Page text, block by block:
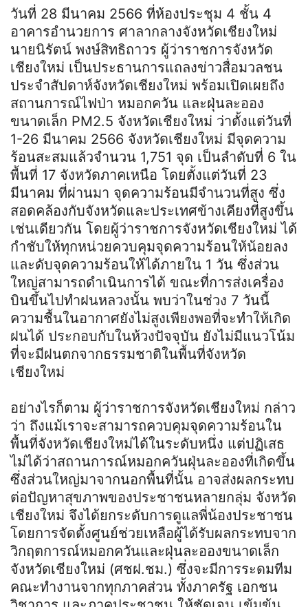
วันที่ 28 มีนาคม 2566 ที่ห้องประชุม 4 ชั้น 4
อาคารอำนวยการ ศาลากลางจังหวัดเชียงใหม่
นายนิรัตน์ พงษ์สิทธิถาวร ผู้ว่าราชการจังหวัด
เชียงใหม่ เป็นประธานการแถลงข่าวสื่อมวลชน
ประจำสัปดาห์จังหวัดเชียงใหม่ พร้อมเปิดเผยถึง
สถานการณ์ไฟป่า หมอกควัน และฝุ่นละออง
ขนาดเล็ก PM2.5 จังหวัดเชียงใหม่ ว่าตั้งแต่วันที่
1-26 มีนาคม 2566 จังหวัดเชียงใหม่ มีจุดความ
ร้อนสะสมแล้วจำนวน 1,751 จุด เป็นลำดับที่ 6 ใน
พื้นที่ 17 จังหวัดภาคเหนือ โดยตั้งแต่วันที่ 23
มีนาคม ที่ผ่านมา จุดความร้อนมีจำนวนที่สูง ซึ่ง
สอดคล้องกับจังหวัดและประเทศข้างเคียงที่สูงขึ้น
เช่นเดียวกัน โดยผู้ว่าราชการจังหวัดเชียงใหม่ ได้
กำชับให้ทุกหน่วยควบคุมจุดความร้อนให้น้อยลง
และดับจุดความร้อนให้ได้ภายใน 1 วัน ซึ่งส่วน
ใหญ่สามารถดำเนินการได้ ขณะที่การส่งเครื่อง
บินขึ้นไปทำฝนหลวงนั้น พบว่าในช่วง 7 วันนี้
ความชื้นในอากาศยังไม่สูงเพียงพอที่จะทำให้เกิด
ฝนได้ ประกอบกับในห้วงปัจจุบัน ยังไม่มีแนวโน้ม
ที่จะมีฝนตกจากธรรมชาติในพื้นที่จังหวัด
เชียงใหม่
อย่างไรก็ตาม ผู้ว่าราชการจังหวัดเชียงใหม่ กล่าว
ว่า ถึงแม้เราจะสามารถควบคุมจุดความร้อนใน
พื้นที่จังหวัดเชียงใหม่ได้ในระดับหนึ่ง แต่ปฏิเสธ
ไม่ได้ว่าสถานการณ์หมอกควันฝุ่นละอองที่เกิดขึ้น
ซึ่งส่วนใหญ่มาจากนอกพื้นที่นั้น อาจส่งผลกระทบ
ต่อปัญหาสุขภาพของประชาชนหลายกลุ่ม จังหวัด
เชียงใหม่ จึงได้ยกระดับการดูแลพี่น้องประชาชน
โดยการจัดตั้งศูนย์ช่วยเหลือผู้ได้รับผลกระทบจาก
วิกฤตการณ์หมอกควันและฝุ่นละอองขนาดเล็ก
จังหวัดเชียงใหม่ (ศชฝ.ชม.) ซึ่งจะมีการระดมทีม
คณะทำงานจากทุกภาคส่วน ทั้งภาครัฐ เอกชน